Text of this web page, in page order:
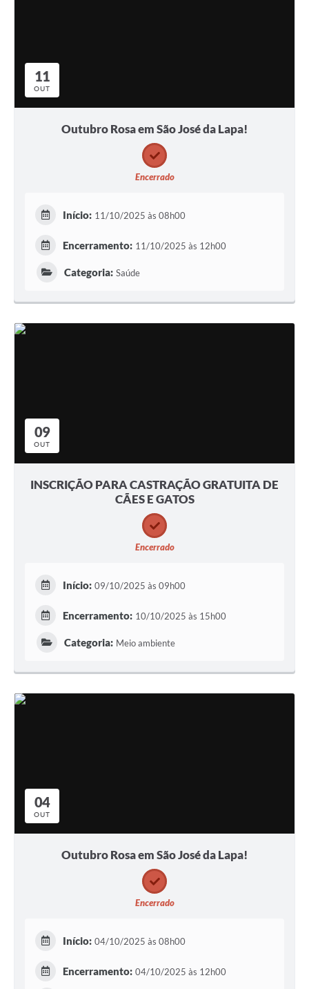
11
OUT
Outubro Rosa em São José da Lapa!
Encerrado
Início: 11/10/2025 às 08h00
Encerramento: 11/10/2025 às 12h00
Categoria: Saúde
09
OUT
INSCRIÇÃO PARA CASTRAÇÃO GRATUITA DE
CÃES E GATOS
Encerrado
Início: 09/10/2025 às 09h00
Encerramento: 10/10/2025 às 15h00
Categoria: Meio ambiente
04
OUT
Outubro Rosa em São José da Lapa!
Encerrado
Início: 04/10/2025 às 08h00
Encerramento: 04/10/2025 às 12h00